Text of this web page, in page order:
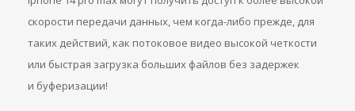
скорости передачи данных, чем когда-либо прежде, для
таких действий, как потоковое видео высокой четкости
или быстрая загрузка больших файлов без задержек
и буферизации!